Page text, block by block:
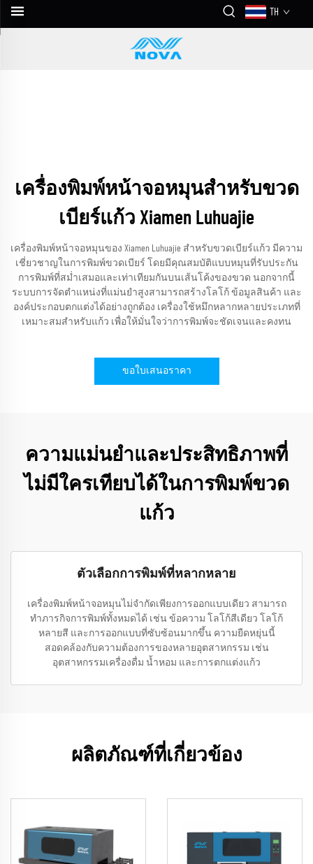
TH
เครื่องพิมพ์หน้าจอหมุนสำหรับขวด
เบียร์แก้ว Xiamen Luhuajie
เครื่องพิมพ์หน้าจอหมุนของ Xiamen Luhuajie สำหรับขวดเบียร์แก้ว มีความ
เชี่ยวชาญในการพิมพ์ขวดเบียร์ โดยมีคุณสมบัติแบบหมุนที่รับประกัน
การพิมพ์ที่สม่ำเสมอและเท่าเทียมกันบนเส้นโค้งของขวด นอกจากนี้
ระบบการจัดตำแหน่งที่แม่นยำสูงสามารถสร้างโลโก้ ข้อมูลสินค้า และ
องค์ประกอบตกแต่งได้อย่างถูกต้อง เครื่องใช้หมึกหลากหลายประเภทที่
เหมาะสมสำหรับแก้ว เพื่อให้มั่นใจว่าการพิมพ์จะชัดเจนและคงทน
ขอใบเสนอราคา
ความแม่นยำและประสิทธิภาพที่
ไม่มีใครเทียบได้ในการพิมพ์ขวด
แก้ว
ตัวเลือกการพิมพ์ที่หลากหลาย
เครื่องพิมพ์หน้าจอหมุนไม่จำกัดเพียงการออกแบบเดียว สามารถ
ทำภารกิจการพิมพ์ทั้งหมดได้ เช่น ข้อความ โลโก้สีเดียว โลโก้
หลายสี และการออกแบบที่ซับซ้อนมากขึ้น ความยืดหยุ่นนี้
สอดคล้องกับความต้องการของหลายอุตสาหกรรม เช่น
อุตสาหกรรมเครื่องดื่ม น้ำหอม และการตกแต่งแก้ว
ผลิตภัณฑ์ที่เกี่ยวข้อง